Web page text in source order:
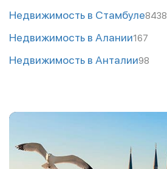
Недвижимость в Стамбуле8438
Недвижимость в Алании167
Недвижимость в Анталии98